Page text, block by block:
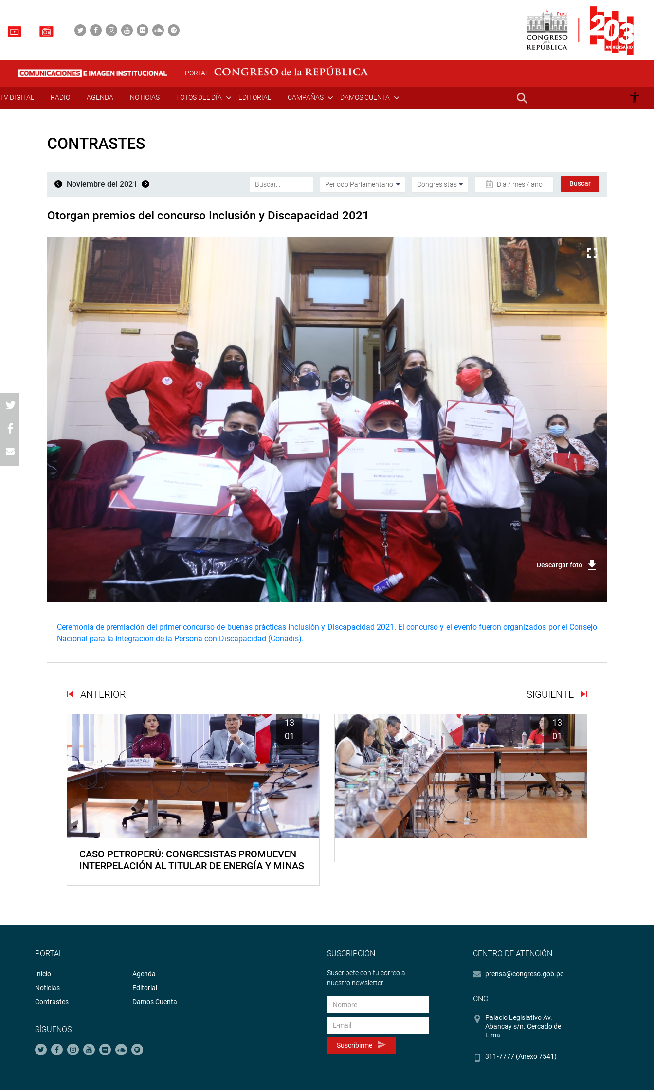
PORTAL
TV DIGITAL RADIO AGENDA NOTICIAS FOTOS DEL DÍA EDITORIAL CAMPAÑAS DAMOS CUENTA
CONTRASTES
Noviembre del 2021 Día / mes / año
Otorgan premios del concurso Inclusión y Discapacidad 2021
Descargar foto
Ceremonia de premiación del primer concurso de buenas prácticas Inclusión y Discapacidad 2021. El concurso y el evento fueron organizados por el Consejo
Nacional para la Integración de la Persona con Discapacidad (Conadis).
ANTERIOR SIGUIENTE
13
01
CASO PETROPERÚ: CONGRESISTAS PROMUEVEN
INTERPELACIÓN AL TITULAR DE ENERGÍA Y MINAS
13
01
PORTAL
Inicio
Noticias
Contrastes
Agenda
Editorial
Damos Cuenta
SÍGUENOS
SUSCRIPCIÓN
Suscríbete con tu correo a
nuestro newsletter.
Suscribirme
CENTRO DE ATENCIÓN
prensa@congreso.gob.pe
CNC
Palacio Legislativo Av.
Abancay s/n. Cercado de
Lima
311-7777 (Anexo 7541)